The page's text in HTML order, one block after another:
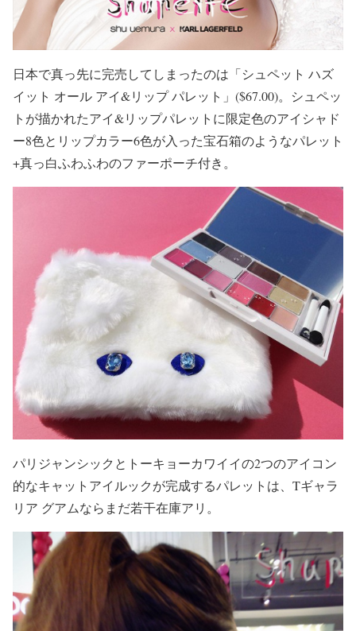
日本で真っ先に完売してしまったのは「シュペット ハズ
イット オール アイ&リップ パレット」($67.00)。シュペッ
トが描かれたアイ&リップパレットに限定色のアイシャド
ー8色とリップカラー6色が入った宝石箱のようなパレット
+真っ白ふわふわのファーポーチ付き。
パリジャンシックとトーキョーカワイイの2つのアイコン
的なキャットアイルックが完成するパレットは、Tギャラ
リア グアムならまだ若干在庫アリ。